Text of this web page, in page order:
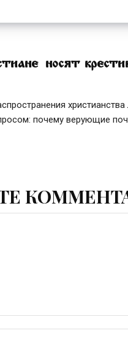
носят
почему верующие